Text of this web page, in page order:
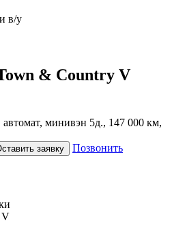
в/у
& Country V
минивэн 5д., 147 000 км,
заявку
Позвонить
V